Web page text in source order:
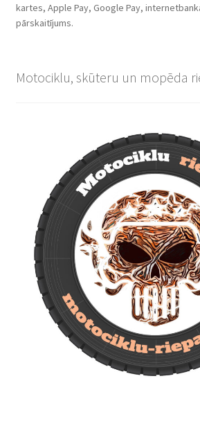
kartes, Apple Pay, Google Pay,
pārskaitījums.
Motociklu, skūteru un mopēda